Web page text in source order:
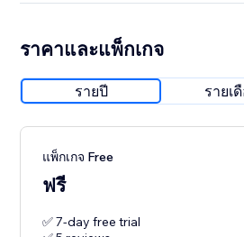
ราคาและแพ็กเกจ
รายปี รายเ
แพ็กเกจ Free
ฟรี
✅ 7-day free trial